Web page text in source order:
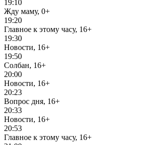
19:10
Жду маму, 0+
19:20
Главное к этому часу, 16+
19:30
Новости, 16+
19:50
Солбан, 16+
20:00
Новости, 16+
20:23
Вопрос дня, 16+
20:33
Новости, 16+
20:53
Главное к этому часу, 16+